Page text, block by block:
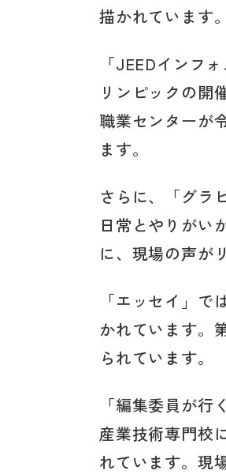
描かれています
「JEEDインフ
リンピックの開
職業センターが
ます。
さらに、「グラ
日常とやりがい
に、現場の声が
「エッセイ」
かれています。
られています。
「編集委員が
産業技術専門校
れています。現